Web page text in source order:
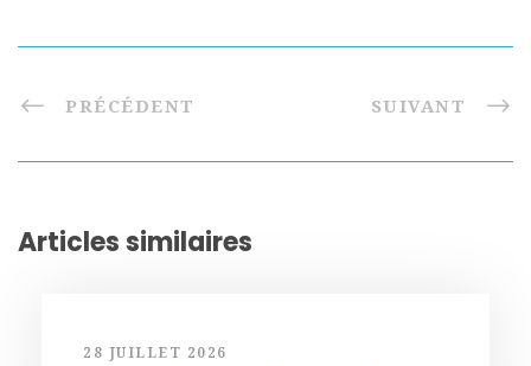
PRÉCÉDENT SUIVANT
Articles similaires
28 JUILLET 2026